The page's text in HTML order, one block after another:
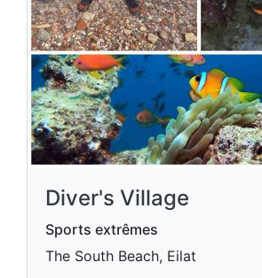
Diver's Village
Sports extrêmes
The South Beach, Eilat